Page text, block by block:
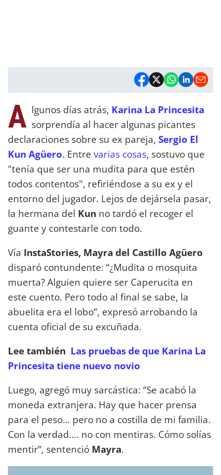
A lgunos días atrás, Karina La Princesita
sorprendía al hacer algunas picantes
declaraciones sobre su ex pareja, Sergio El
Kun Agüero. Entre varias cosas, sostuvo que
"tenía que ser una mudita para que estén
todos contentos", refiriéndose a su ex y el
entorno del jugador. Lejos de dejársela pasar,
la hermana del Kun no tardó el recoger el
guante y contestarle con todo.
Vía InstaStories, Mayra del Castillo Agüero
disparó contundente: “¿Mudita o mosquita
muerta? Alguien quiere ser Caperucita en
este cuento. Pero todo al final se sabe, la
abuelita era el lobo”, expresó arrobando la
cuenta oficial de su excuñada.
Lee también Las pruebas de que Karina La
Princesita tiene nuevo novio
Luego, agregó muy sarcástica: “Se acabó la
moneda extranjera. Hay que hacer prensa
para el peso… pero no a costilla de mi familia.
Con la verdad…. no con mentiras. Cómo solías
mentir”, sentenció Mayra.